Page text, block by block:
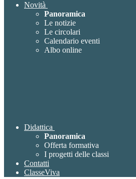
Novità
Panoramica
Le notizie
Le circolari
Calendario eventi
Albo online
Didattica
Panoramica
Offerta formativa
I progetti delle classi
Contatti
ClasseViva